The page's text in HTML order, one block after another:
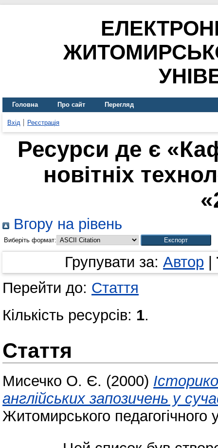
Головна Про сайт Перегляд
Вхід Реєстрація
Ресурси де є
новітніх
Вгору на рівень
Виберіть формат:
Групувати за: Автор
Перейти до: Стаття
Кількість ресурсів: 1.
Стаття
Мисечко О. Є. (2000)
англійських запозичень у
Житомирського